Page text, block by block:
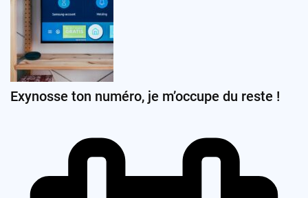
Exynosse ton numéro, je m’occupe du reste !